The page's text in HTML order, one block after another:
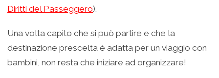
Diritti del Passeggero).
Una volta capito che si può partire e che la
destinazione prescelta è adatta per un viaggio con
bambini, non resta che iniziare ad organizzare!